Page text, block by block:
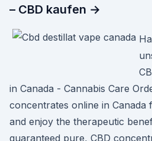
– CBD kaufen →
in Canada - Cannabis Care
concentrates online in Canada
and enjoy the therapeutic
guaranteed pure, CBD